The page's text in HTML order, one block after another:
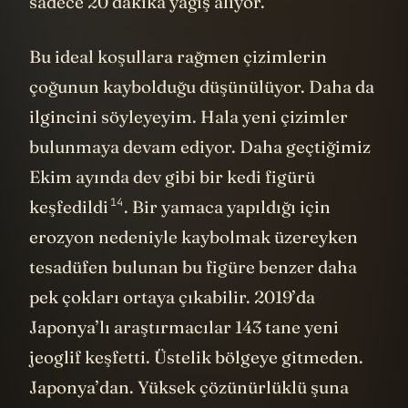
Bu ideal koşullara rağmen çizimlerin
çoğunun kaybolduğu düşünülüyor. Daha da
ilgincini söyleyeyim. Hala yeni çizimler
bulunmaya devam ediyor. Daha geçtiğimiz
Ekim ayında dev gibi bir kedi figürü
keşfedildi 14. Bir yamaca yapıldığı için
erozyon nedeniyle kaybolmak üzereyken
tesadüfen bulunan bu figüre benzer daha
pek çokları ortaya çıkabilir. 2019’da
Japonya’lı araştırmacılar 143 tane yeni
jeoglif keşfetti. Üstelik bölgeye gitmeden.
Japonya’dan. Yüksek çözünürlüklü şuna